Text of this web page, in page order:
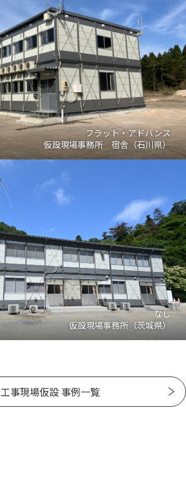
フラット・アドバンス
仮設現場事務所 宿舎（石川県）
なし
仮設現場事務所（茨城県）
工事現場仮設 事例一覧